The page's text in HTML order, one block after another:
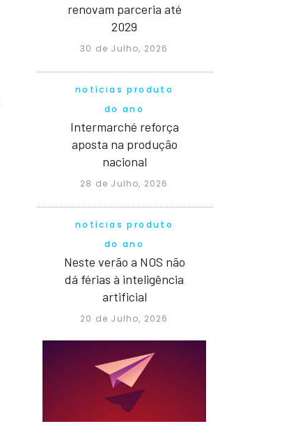
renovam parceria até
2029
30 de Julho, 2026
notícias produto
do ano
Intermarché reforça
aposta na produção
nacional
28 de Julho, 2026
notícias produto
do ano
Neste verão a NOS não
dá férias à inteligência
artificial
20 de Julho, 2026